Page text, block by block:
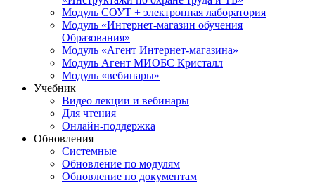
Модуль СОУТ + электронная лаборатория
Модуль «Интернет-магазин обучения
Образования»
Модуль «Агент Интернет-магазина»
Модуль Агент МИОБС Кристалл
Модуль «вебинары»
Учебник
Видео лекции и вебинары
Для чтения
Онлайн-поддержка
Обновления
Системные
Обновление по модулям
Обновление по документам